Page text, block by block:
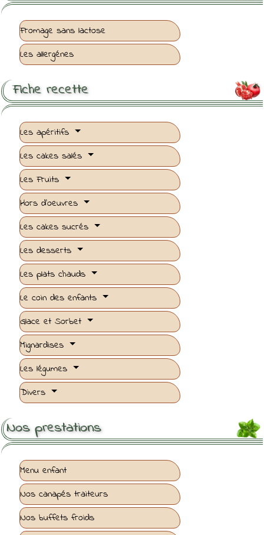
Fromage sans lactose
Les allergénes

Fiche recette
Les apéritifs
Les cakes salés
Les Fruits
Hors d'oeuvres
Les cakes sucrés
Les desserts
Les plats chauds
Le coin des enfants
Glace et Sorbet
Mignardises
Les légumes
Divers
Nos prestations
Menu enfant
Nos canapés traiteurs
Nos buffets froids